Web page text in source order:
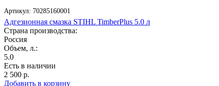
Артикул: 70285160001
Адгезионная смазка STIHL TimberPlus 5.0 л
Страна производства:
Россия
Объем, л.:
5.0
Есть в наличии
2 500 р.
Добавить в корзину